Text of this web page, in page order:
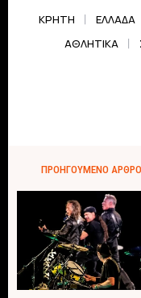
ΚΡΗΤΗ ΕΛΛΆΔΑ
ΑΘΛΗΤΙΚΆ
ΠΡΟΗΓΟΎΜΕΝΟ ΆΡΘΡΟ